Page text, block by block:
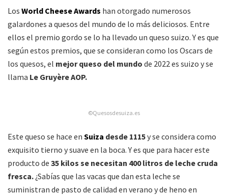
Los World Cheese Awards han otorgado numerosos
galardones a quesos del mundo de lo más deliciosos. Entre
ellos el premio gordo se lo ha llevado un queso suizo. Y es que
según estos premios, que se consideran como los Oscars de
los quesos, el mejor queso del mundo de 2022 es suizo y se
llama Le Gruyère AOP.
©Quesosdesuiza.es
Este queso se hace en Suiza desde 1115y se considera como
exquisito tierno y suave en la boca. Y es que para hacer este
producto de 35 kilos se necesitan 400 litros de leche cruda
fresca. ¿Sabías que las vacas que dan esta leche se
suministran de pasto de calidad en verano y de heno en